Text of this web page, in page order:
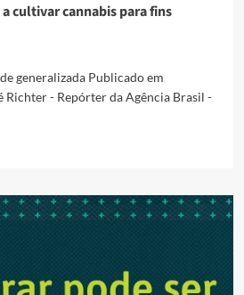
cultivar cannabis para fins
generalizada Publicado em
- Repórter da Agência Brasil -